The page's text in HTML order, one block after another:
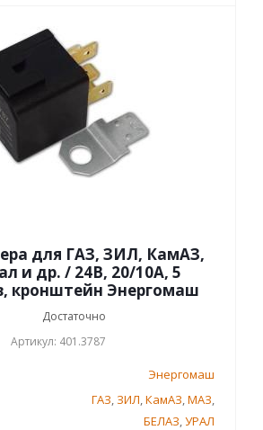
для ГАЗ, ЗИЛ, КамАЗ,
и др. / 24В, 20/10А, 5
кронштейн Энергомаш
Достаточно
Артикул: 401.3787
Энергомаш
ГАЗ, ЗИЛ,КамАЗ,МАЗ,
БЕЛАЗ,УРАЛ